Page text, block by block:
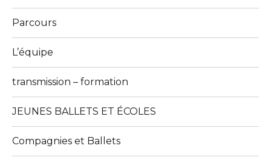
Parcours
L’équipe
transmission – formation
JEUNES BALLETS ET ÉCOLES
Compagnies et Ballets